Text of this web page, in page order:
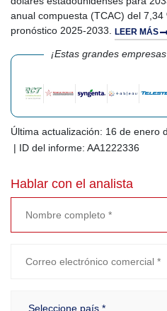
anual compuesta (TCAC) del
pronóstico 2025-2033. LEER MÁS
¡Estas grandes
Última actualización: 16 de enero
| ID del informe: AA1222336
Hablar con el analista